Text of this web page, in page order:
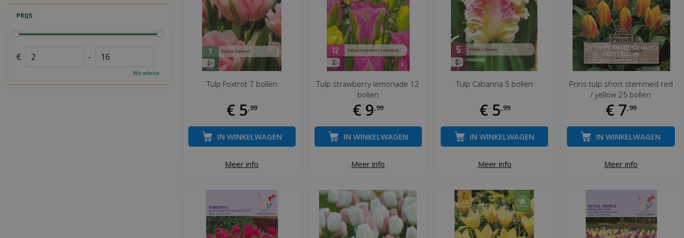
Tulp Foxtrot 7 bollen
€ 5 99
Meer info
IN WINKELWAGEN
Tulp strawberry lemonade 12
bollen
€ 9 99
Meer info
IN WINKELWAGEN
Tulp Cabanna 5 bollen
€ 5 99
Meer info
IN WINKELWAGEN
Prins tulp short stemmed red
/ yellow 25 bollen
€ 7 99
Meer info
IN WINKELWAGEN
PRIJS
€ -
Wis selectie